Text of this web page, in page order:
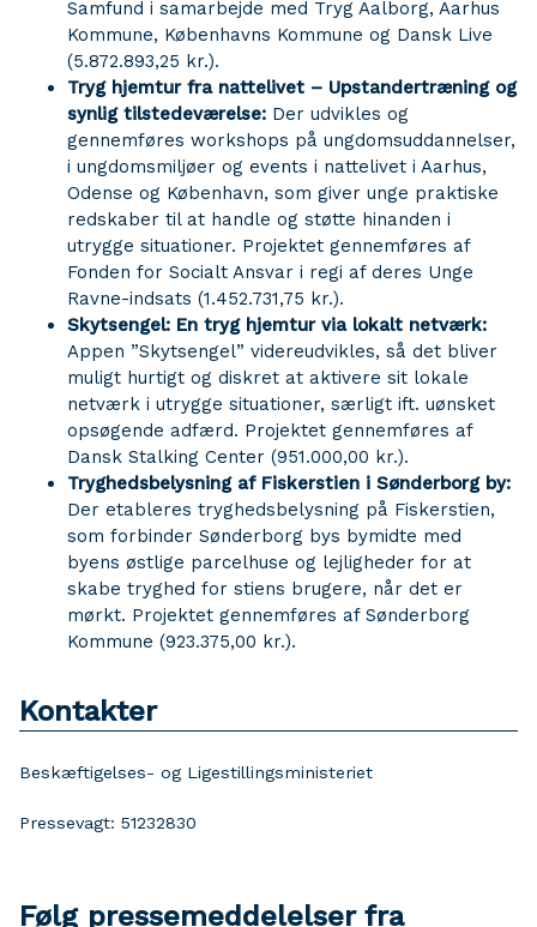
Samfund i samarbejde med Tryg Aalborg, Aarhus
Kommune, Københavns Kommune og Dansk Live
(5.872.893,25 kr.).
Tryg hjemtur fra nattelivet – Upstandertræning og
synlig tilstedeværelse: Der udvikles og
gennemføres workshops på ungdomsuddannelser,
i ungdomsmiljøer og events i nattelivet i Aarhus,
Odense og København, som giver unge praktiske
redskaber til at handle og støtte hinanden i
utrygge situationer. Projektet gennemføres af
Fonden for Socialt Ansvar i regi af deres Unge
Ravne-indsats (1.452.731,75 kr.).
Skytsengel: En tryg hjemtur via lokalt netværk:
Appen ”Skytsengel” videreudvikles, så det bliver
muligt hurtigt og diskret at aktivere sit lokale
netværk i utrygge situationer, særligt ift. uønsket
opsøgende adfærd. Projektet gennemføres af
Dansk Stalking Center (951.000,00 kr.).
Tryghedsbelysning af Fiskerstien i Sønderborg by:
Der etableres tryghedsbelysning på Fiskerstien,
som forbinder Sønderborg bys bymidte med
byens østlige parcelhuse og lejligheder for at
skabe tryghed for stiens brugere, når det er
mørkt. Projektet gennemføres af Sønderborg
Kommune (923.375,00 kr.).
Kontakter
Beskæftigelses- og Ligestillingsministeriet
Pressevagt: 51232830
Følg pressemeddelelser fra